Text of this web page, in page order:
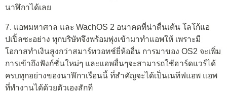
นาฬิกาได้เลย
7. แอพมหาศาล และ WachOS 2 อนาคตที่น่าตื่นเต้น โลโก้แอ
ปเปิ้ลซะอย่าง ทุกบริษัทจึงพร้อมพุ่งเข้ามาทำแอพให้ เพราะมี
โอกาสทำเงินสูงกว่าสมาร์ทวอทช์ยี่ห้ออื่น การมาของ OS2 จะเพิ่ม
การเข้าถึงฟังก์ชั่นใหม่ๆ และแอพอื่นๆจะสามารถใช้ฮาร์ดแวร์ได้
ครบทุกอย่างของนาฬิกาเรือนนี้ ที่สำคัญจะได้เป็นเนทีฟแอพ แอพ
ที่ทำงานได้ด้วยตัวเองสักที